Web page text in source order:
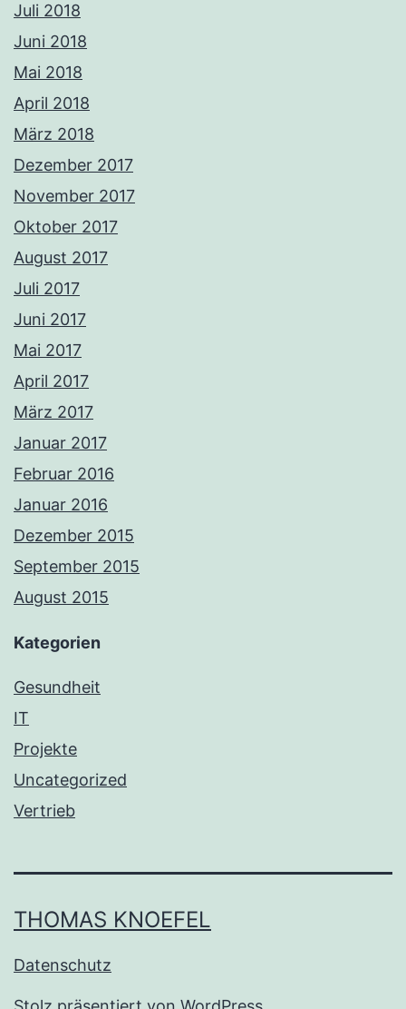
Juli 2018
Juni 2018
Mai 2018
April 2018
März 2018
Dezember 2017
November 2017
Oktober 2017
August 2017
Juli 2017
Juni 2017
Mai 2017
April 2017
März 2017
Januar 2017
Februar 2016
Januar 2016
Dezember 2015
September 2015
August 2015
Kategorien
Gesundheit
IT
Projekte
Uncategorized
Vertrieb
THOMAS KNOEFEL
Datenschutz